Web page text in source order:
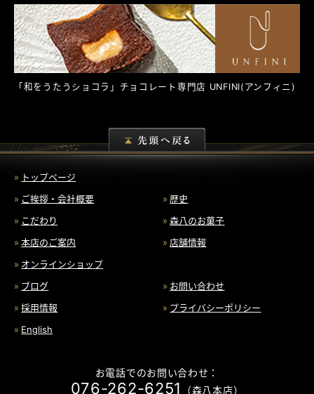
「和をうたうショコラ」チョコレート専門店 UNFINI(アンフィニ)
トップページ
ご挨拶・会社概要
歴史
こだわり
森八のお菓子
本店のご案内
店舗情報
オンラインショップ
ブログ
お問い合わせ
採用情報
プライバシーポリシー
English
お電話でのお問い合わせ：
076-262-6251 （森八本店）